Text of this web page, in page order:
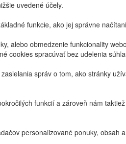
uvedené účely.
funkcie, ako jej správne
alebo obmedzenie funkcionality
cookies spracúvať bez udelenia
správ o tom, ako stránky
funkcií a zároveň nám
personalizované ponuky, obsah